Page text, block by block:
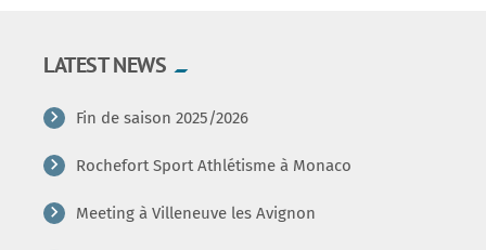
LATEST NEWS
Fin de saison 2025/2026
Rochefort Sport Athlétisme à Monaco
Meeting à Villeneuve les Avignon